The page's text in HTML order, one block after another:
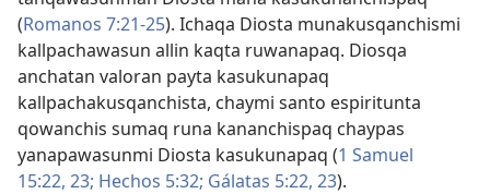
(Romanos 7:21-25). Ichaqa Diosta munakusqanchismi
kallpachawasun allin kaqta ruwanapaq. Diosqa
anchatan valoran payta kasukunapaq
kallpachakusqanchista, chaymi santo espiritunta
qowanchis sumaq runa kananchispaq chaypas
yanapawasunmi Diosta kasukunapaq (1 Samuel
15:22, 23; Hechos 5:32; Gálatas 5:22, 23).